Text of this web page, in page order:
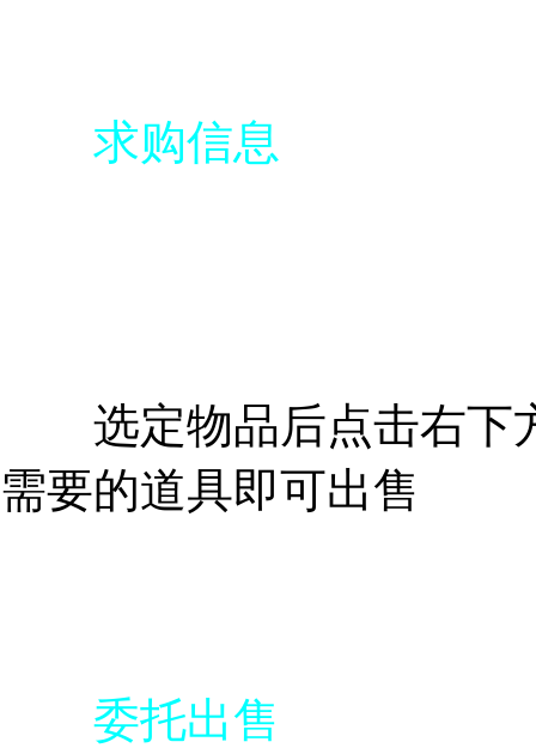
求购信息
选定物品后点击右下
需要的道具即可出售
委托出售